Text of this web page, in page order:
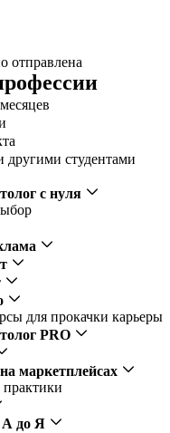
отправлена
другими студентами
с нуля
для прокачки карьеры
PRO
маркетплейсах
А до Я